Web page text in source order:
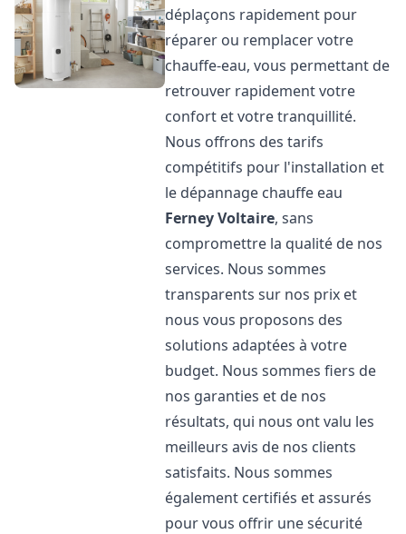
déplaçons rapidement pour
réparer ou remplacer votre
chauffe-eau, vous permettant de
retrouver rapidement votre
confort et votre tranquillité.
Nous offrons des tarifs
compétitifs pour l'installation et
le dépannage chauffe eau
Ferney Voltaire, sans
compromettre la qualité de nos
services. Nous sommes
transparents sur nos prix et
nous vous proposons des
solutions adaptées à votre
budget. Nous sommes fiers de
nos garanties et de nos
résultats, qui nous ont valu les
meilleurs avis de nos clients
satisfaits. Nous sommes
également certifiés et assurés
pour vous offrir une sécurité